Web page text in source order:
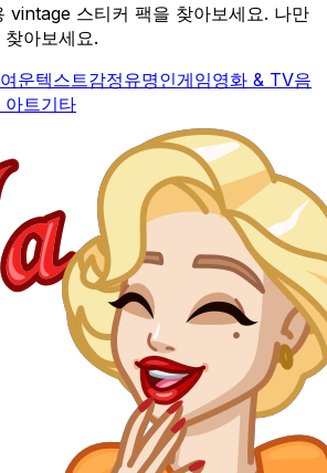
vintage 스티커 팩을 찾아보세요. 나만
아보세요.
운텍스트감정유명인게임영화 & TV음
아트기타